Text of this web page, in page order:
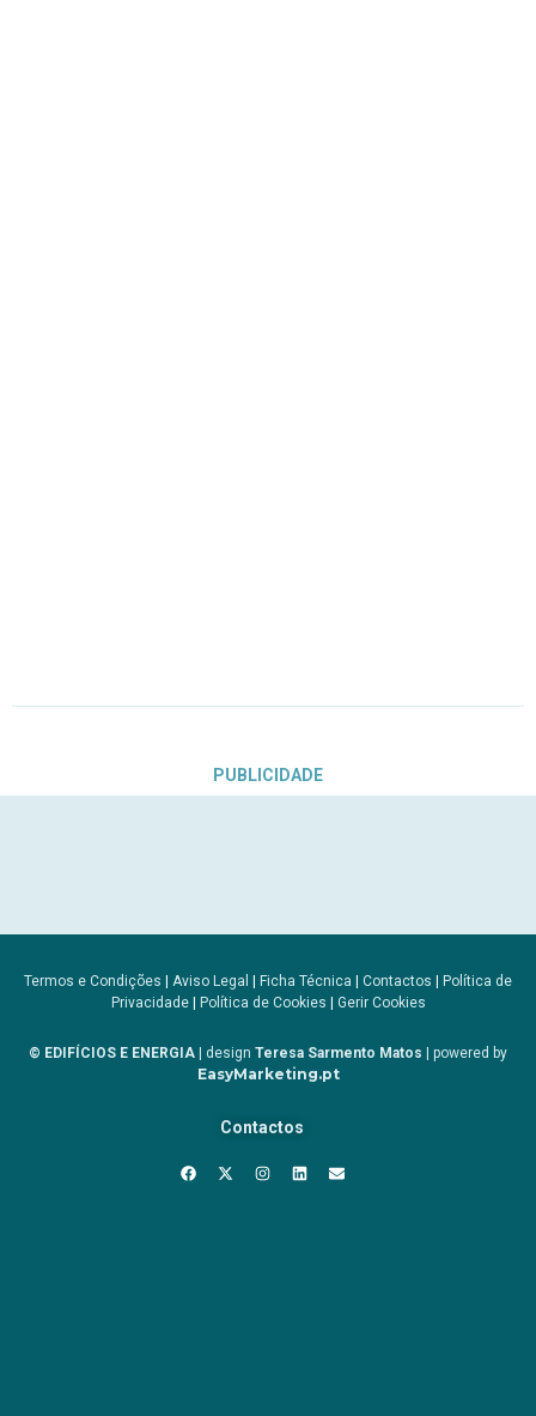
PUBLICIDADE
Termos e Condições | Aviso Legal | Ficha Técnica | Contactos | Política de
Privacidade| Política de Cookies | Gerir Cookies
© EDIFÍCIOS E ENERGIA | design Teresa Sarmento Matos | powered by
EasyMarketing.pt
Contactos